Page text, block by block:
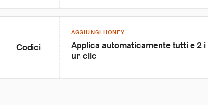
Codici
AGGIUNGI HONEY
Applica automaticamente tutti e 2
un clic